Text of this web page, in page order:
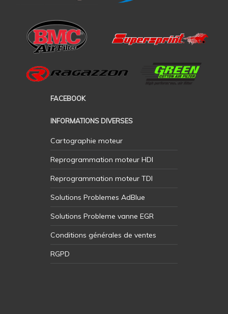
FACEBOOK
INFORMATIONS DIVERSES
Cartographie moteur
Reprogrammation moteur HDI
Reprogrammation moteur TDI
Solutions Problemes AdBlue
Solutions Probleme vanne EGR
Conditions générales de ventes
RGPD